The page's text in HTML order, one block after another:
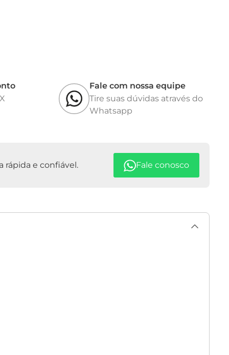
Fale com nossa equipe
Tire suas dúvidas através do
Whatsapp
rápida e confiável. Fale conosco